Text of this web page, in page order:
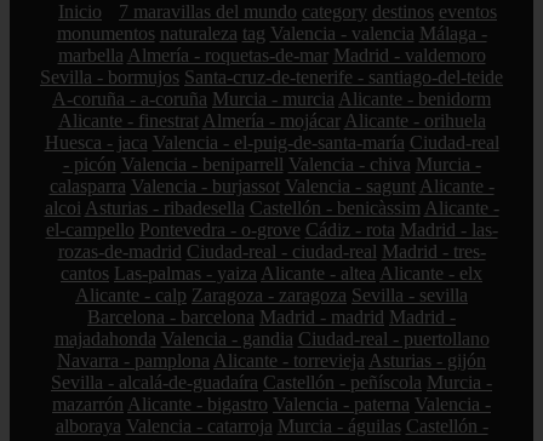
Inicio 7 maravillas del mundo category destinos eventos
monumentos naturaleza tag Valencia - valencia Málaga -
marbella Almería - roquetas-de-mar Madrid - valdemoro
Sevilla - bormujos Santa-cruz-de-tenerife - santiago-del-teide
A-coruña - a-coruña Murcia - murcia Alicante - benidorm
Alicante - finestrat Almería - mojácar Alicante - orihuela
Huesca - jaca Valencia - el-puig-de-santa-maría Ciudad-real
- picón Valencia - beniparrell Valencia - chiva Murcia -
calasparra Valencia - burjassot Valencia - sagunt Alicante -
alcoi Asturias - ribadesella Castellón - benicàssim Alicante -
el-campello Pontevedra - o-grove Cádiz - rota Madrid - las-
rozas-de-madrid Ciudad-real - ciudad-real Madrid - tres-
cantos Las-palmas - yaiza Alicante - altea Alicante - elx
Alicante - calp Zaragoza - zaragoza Sevilla - sevilla
Barcelona - barcelona Madrid - madrid Madrid -
majadahonda Valencia - gandia Ciudad-real - puertollano
Navarra - pamplona Alicante - torrevieja Asturias - gijón
Sevilla - alcalá-de-guadaíra Castellón - peñíscola Murcia -
mazarrón Alicante - bigastro Valencia - paterna Valencia -
alboraya Valencia - catarroja Murcia - águilas Castellón -